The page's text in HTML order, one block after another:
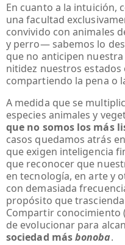
En cuanto a la intuición,
una facultad
convivido con animales
y perro— sabemos lo
que no anticipen
nitidez nuestros
compartiendo la pena o
A medida que se
especies animales y
que no somos los más
casos quedamos atrás
que exigen inteligencia
que reconocer que
en tecnología, en arte y
con demasiada
propósito que
Compartir conocimiento
de evolucionar para
sociedad másbonoba.